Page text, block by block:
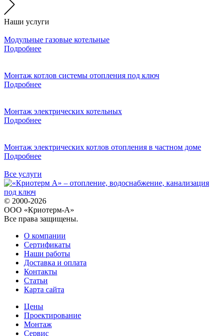
Наши услуги
Модульные газовые котельные
Подробнее
Монтаж котлов системы отопления под ключ
Подробнее
Монтаж электрических котельных
Подробнее
Монтаж электрических котлов отопления в частном доме
Подробнее
Все услуги
© 2000-2026
ООО «Криотерм-А»
Все права защищены.
О компании
Сертификаты
Наши работы
Доставка и оплата
Контакты
Статьи
Карта сайта
Цены
Проектирование
Монтаж
Сервис